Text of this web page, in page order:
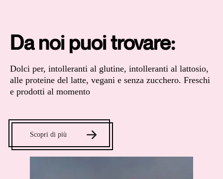
Da noi puoi trovare:
Dolci per, intolleranti al glutine, intolleranti al lattosio,
alle proteine del latte, vegani e senza zucchero. Freschi
e prodotti al momento
Scopri di più